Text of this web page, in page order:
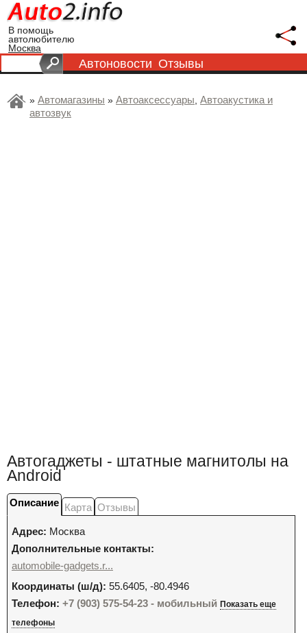
В помощь
автолюбителю
Москва
Автоновости Отзывы
» Автомагазины » Автоаксессуары, Автоакустика и
автозвук
Автогаджеты - штатные магнитолы на
Android
Описание Карта Отзывы
Адрес: Москва
Дополнительные контакты:
automobile-gadgets.r...
Координаты (ш/д): 55.6405, -80.4946
Телефон: +7 (903) 575-54-23 - мобильный Показать еще
телефоны